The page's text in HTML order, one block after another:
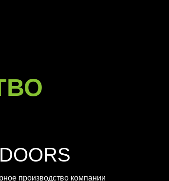
производство компании